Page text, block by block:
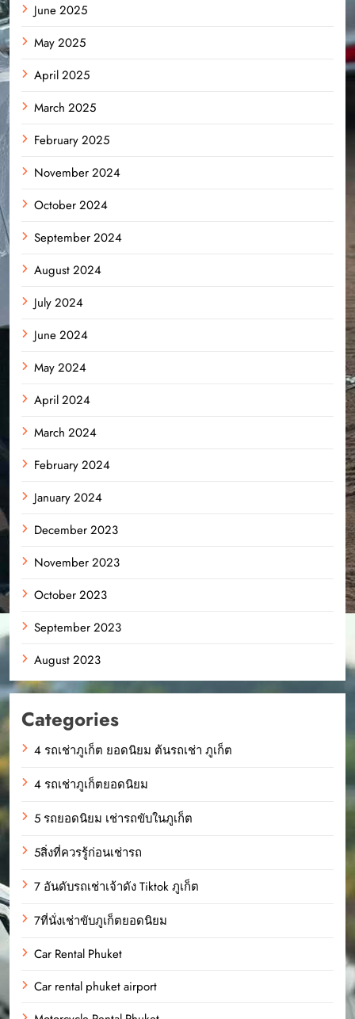
June 2025
May 2025
April 2025
March 2025
February 2025
November 2024
October 2024
September 2024
August 2024
July 2024
June 2024
May 2024
April 2024
March 2024
February 2024
January 2024
December 2023
November 2023
October 2023
September 2023
August 2023
Categories
4 รถเช่าภูเก็ต ยอดนิยม ต้นรถเช่า ภูเก็ต
4 รถเช่าภูเก็ตยอดนิยม
5 รถยอดนิยม เช่ารถขับในภูเก็ต
5สิ่งที่ควรรู้ก่อนเช่ารถ
7 อันดับรถเช่าเจ้าดัง Tiktok ภูเก็ต
7ที่นั่งเช่าขับภูเก็ตยอดนิยม
Car Rental Phuket
Car rental phuket airport